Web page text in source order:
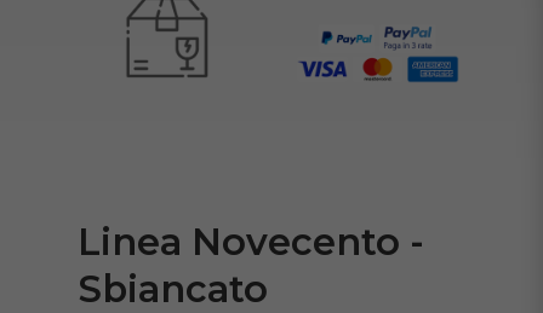
Linea Novecento -
Sbiancato